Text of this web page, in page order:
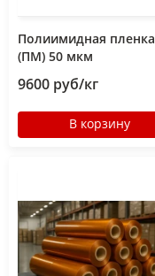
Полиимидная пленка
(ПМ) 50 мкм
9600 руб/кг
В корзину